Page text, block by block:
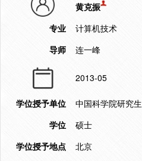
黄克振
专业
计算机技术
导师
连一峰
2013-05
学位授予单位
中国科学院研究
学位
硕士
学位授予地点
北京